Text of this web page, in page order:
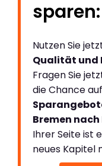
sparen:
Nutzen Sie
Qualität und
Fragen Sie
die Chance auf
Bremen
Ihrer Seite ist
neues Kapitel